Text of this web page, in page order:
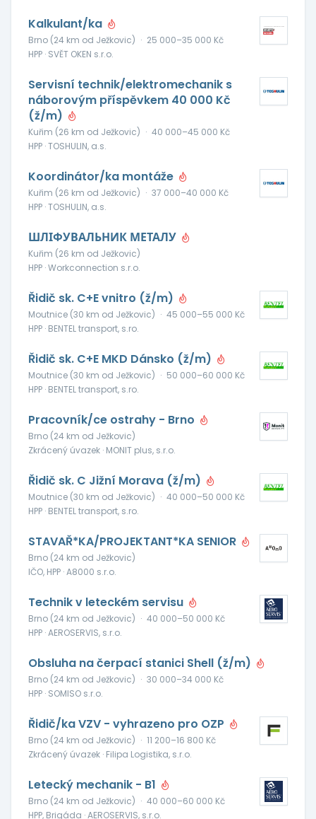
Kalkulant/ka
Brno (24 km od Ježkovic) · 25 000–35 000 Kč
HPP · SVĚT OKEN s.r.o.
Servisní technik/elektromechanik s
náborovým příspěvkem 40 000 Kč
(ž/m)
Kuřim (26 km od Ježkovic) · 40 000–45 000 Kč
HPP · TOSHULIN, a.s.
Koordinátor/ka montáže
Kuřim (26 km od Ježkovic) · 37 000–40 000 Kč
HPP · TOSHULIN, a.s.
ШЛІФУВАЛЬНИК МЕТАЛУ
Kuřim (26 km od Ježkovic)
HPP · Workconnection s.r.o.
Řidič sk. C+E vnitro (ž/m)
Moutnice (30 km od Ježkovic) · 45 000–55 000 Kč
HPP · BENTEL transport, s.ro.
Řidič sk. C+E MKD Dánsko (ž/m)
Moutnice (30 km od Ježkovic) · 50 000–60 000 Kč
HPP · BENTEL transport, s.ro.
Pracovník/ce ostrahy - Brno
Brno (24 km od Ježkovic)
Zkrácený úvazek · MONIT plus, s.r.o.
Řidič sk. C Jižní Morava (ž/m)
Moutnice (30 km od Ježkovic) · 40 000–50 000 Kč
HPP · BENTEL transport, s.ro.
STAVAŘ*KA/PROJEKTANT*KA SENIOR
Brno (24 km od Ježkovic)
IČO, HPP · A8000 s.r.o.
Technik v leteckém servisu
Brno (24 km od Ježkovic) · 40 000–50 000 Kč
HPP · AEROSERVIS, s.r.o.
Obsluha na čerpací stanici Shell (ž/m)
Brno (24 km od Ježkovic) · 30 000–34 000 Kč
HPP · SOMISO s.r.o.
Řidič/ka VZV - vyhrazeno pro OZP
Brno (24 km od Ježkovic) · 11 200–16 800 Kč
Zkrácený úvazek · Filipa Logistika, s.r.o.
Letecký mechanik - B1
Brno (24 km od Ježkovic) · 40 000–60 000 Kč
HPP, Brigáda · AEROSERVIS, s.r.o.